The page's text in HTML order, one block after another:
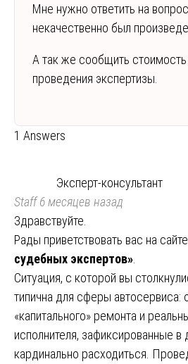
Мне нужно ответить на
некачественно был
А так же сообщить
проведения экспертизы.
1 Answers
Эксперт-консультант
Staff6 месяцев назад
Здравствуйте.
Рады приветствовать вас на сайте
судебных экспертов»
Ситуация, с которой вы
типична для сферы автосервиса:
«капитального» ремонта и
исполнителя, зафиксированные в
кардинально расходиться.